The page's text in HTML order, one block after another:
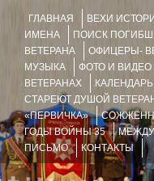
ГЛАВНАЯ ВЕХИ
ИМЕНА
ПОИСК
ВЕТЕРАНА
ОФИЦЕРЫ-
МУЗЫКА
ФОТО И ВИДЕО
ВЕТЕРАНАХ
СТАРЕЮТ ДУШОЙ
«ПЕРВИЧКА»
ГОДЫ ВОЙНЫ 35
ПИСЬМО
КОНТАКТЫ